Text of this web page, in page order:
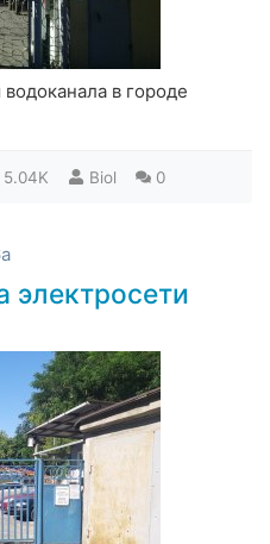
в городе
5.04K Biol 0
электросети